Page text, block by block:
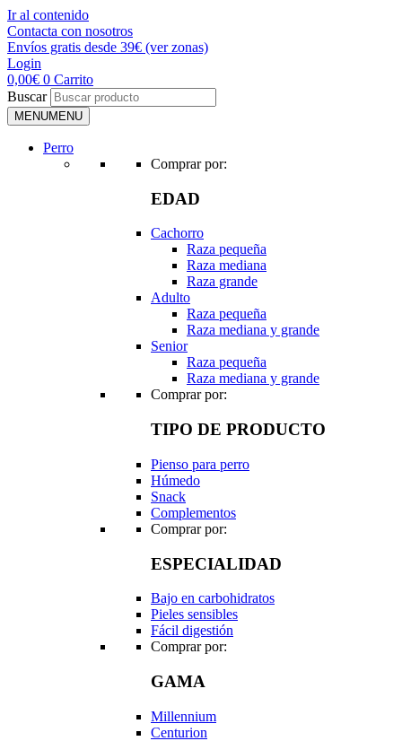
Ir al contenido
Contacta con nosotros
Envíos gratis desde 39€ (ver zonas)
Login
0,00€ 0 Carrito
Buscar
MENUMENU
Perro
Comprar por:
EDAD
Cachorro
Raza pequeña
Raza mediana
Raza grande
Adulto
Raza pequeña
Raza mediana y grande
Senior
Raza pequeña
Raza mediana y grande
Comprar por:
TIPO DE PRODUCTO
Pienso para perro
Húmedo
Snack
Complementos
Comprar por:
ESPECIALIDAD
Bajo en carbohidratos
Pieles sensibles
Fácil digestión
Comprar por:
GAMA
Millennium
Centurion